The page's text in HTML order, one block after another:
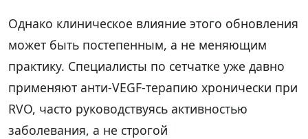
Однако клиническое влияние этого обновления
может быть постепенным, а не меняющим
практику. Специалисты по сетчатке уже давно
применяют анти-VEGF-терапию хронически при
RVO, часто руководствуясь активностью
заболевания, а не строгой